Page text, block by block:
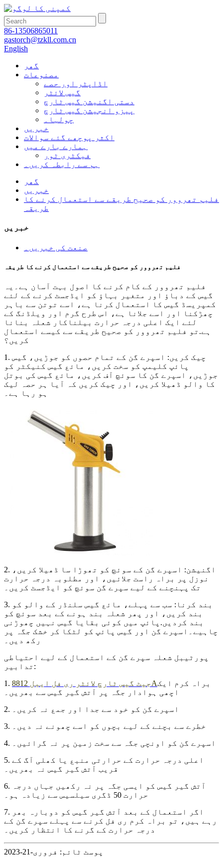
86-13506865011
gastorch@tzkll.com.cn
English
گھر
مصنوعات
اڈاپٹر اور حصے
گیس لائٹر
دستی اگنیشن گیس ٹارچ
پیزو انجیشن گیس ٹارچ
چولہا۔
خبریں
اکثر پوچھے گئے سوالات
ہمارے بارے میں
فیکٹری ٹور
ہم سے رابطہ کریں۔
گھر
خبریں
فلیم تھروور کو صحیح طریقے سے استعمال کرنے کا
طریقہ
خبریں
صنعت کی خبریں۔
فلیم تھروور کو صحیح طریقے سے استعمال کرنے کا طریقہ
فلیم تھروور کے کام کرنے کا اصول بہت آسان ہے۔یہ
گیس کے دباؤ اور متغیر بہاؤ کو ایڈجسٹ کرنے کے لئے
کمپریسڈ گیس کا استعمال کرنا ہے، اسے توتن سے باہر
چھڑکنا اور اسے جلانا ہے، اس طرح گرم اور ویلڈنگ کے
لئے ایک اعلی درجہ حرارت بیلناکار شعلہ بنانا
ہے.تو فلیم تھروور کو صحیح طریقے سے کیسے استعمال
کریں؟
1. چیک کریں: اسپرے گن کے تمام حصوں کو جوڑیں، گیس
پائپ کلیمپ کو سخت کریں، مائع گیس کنیکٹر کو
جوڑیں، اسپرے گن کا سوئچ آف کریں، مائع گیس کی بوتل
کا والو ڈھیلا کریں، اور چیک کریں کہ آیا ہر حصہ لیک
ہو رہا ہے۔
2. اگنیشن: اسپرے گن کے سوئچ کو تھوڑا سا ڈھیلا کریں،
نوزل ​​پر براہ راست جلائیں، اور مطلوبہ درجہ حرارت
تک پہنچنے کے لیے سپرے گن سوئچ کو ایڈجسٹ کریں۔
3. بند کرنا: سب سے پہلے، مائع گیس سلنڈر کے والو کو
بند کریں، اور پھر شعلہ بند ہونے کے بعد سوئچ کو
بند کردیں.پائپ میں کوئی بقایا گیس نہیں چھوڑنی
چاہیے۔اسپرے گن اور گیس پائپ کو لٹکا کر خشک جگہ پر
رکھ دیں۔
پورٹیبل شعلہ سپرے گن کے استعمال کے لیے احتیاطی
تدابیر:
1.
جیٹ گیس ٹارچ لائٹر ری فل ایبل 8812Aبراہ کرم ایک
اچھی ہوادار جگہ پر آتش گیر گیس سے بھریں۔
2. اسپرے گن کو خود سے جدا اور جمع نہ کریں۔
3. خطرے سے بچنے کے لیے بچوں کو اسے چھونے نہ دیں۔
4. اسپرے گن کو اونچی جگہ سے سخت زمین پر نہ گرائیں۔
5. اعلی درجہ حرارت کے حرارتی منبع یا کھلی آگ کے
قریب آتش گیر گیس نہ بھریں۔
6. آتش گیر گیس کو ایسی جگہ پر نہ رکھیں جہاں درجہ
حرارت 50 ڈگری سیلسیس سے زیادہ ہو۔
7. اگر استعمال کے بعد آتش گیر گیس کو دوبارہ بھر
رہے ہیں، تو براہ کرم ری فل کرنے سے پہلے سپرے گن کے
درجہ حرارت کے گرنے کا انتظار کریں۔
پوسٹ ٹائم: فروری-21-2023